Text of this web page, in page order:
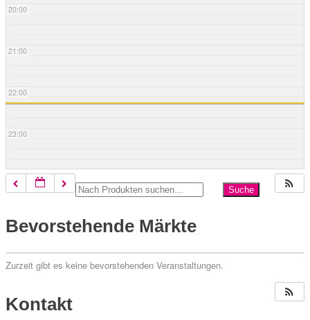
20:00
21:00
22:00
23:00
Bevorstehende Märkte
Zurzeit gibt es keine bevorstehenden Veranstaltungen.
Kontakt